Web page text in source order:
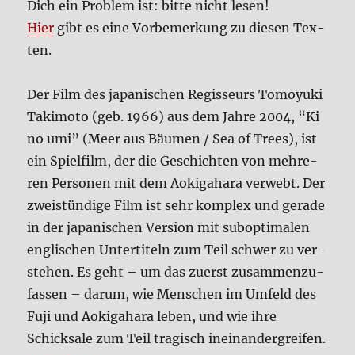
Dich ein Pro­blem ist: bit­te nicht lesen!
Hier gibt es eine Vor­be­mer­kung zu die­sen Tex­
ten.
Der Film des japa­ni­schen Regis­seurs Tomoy­u­ki
Taki­mo­to (geb. 1966) aus dem Jah­re 2004, “Ki
no umi” (Meer aus Bäu­men / Sea of Trees), ist
ein Spiel­film, der die Geschich­ten von meh­re­
ren Per­so­nen mit dem Aoki­ga­ha­ra ver­webt. Der
zwei­stün­di­ge Film ist sehr kom­plex und gera­de
in der japa­ni­schen Ver­si­on mit sub­op­ti­ma­len
eng­li­schen Unter­ti­teln zum Teil schwer zu ver­
ste­hen. Es geht – um das zuerst zusam­men­zu­
fas­sen – dar­um, wie Men­schen im Umfeld des
Fuji und Aoki­ga­ha­ra leben, und wie ihre
Schick­sa­le zum Teil tra­gisch inein­an­der­grei­fen.